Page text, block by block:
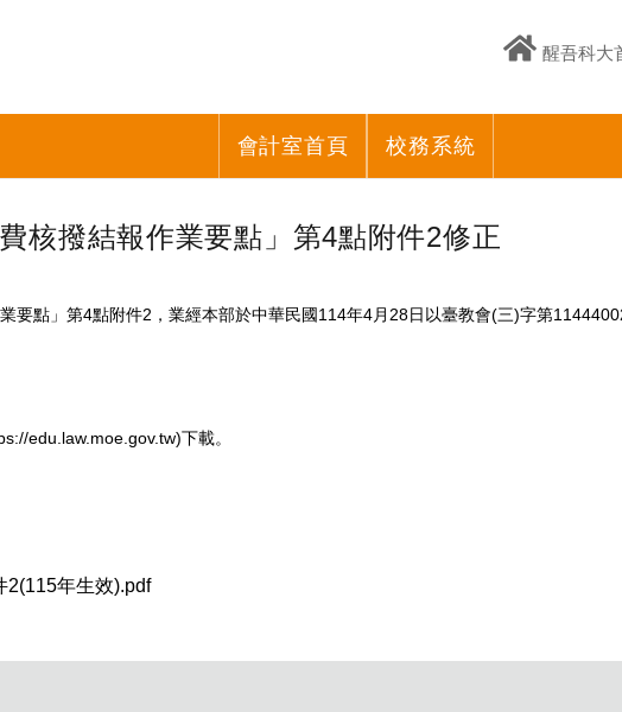
醒吾科大
會計室首頁 校務系統
核撥結報作業要點」第4點附件2修正
要點」第4點附件2，業經本部於中華民國114年4月28日以臺教會(三)字第
edu.law.moe.gov.tw)下載。
2(115年生效).pdf